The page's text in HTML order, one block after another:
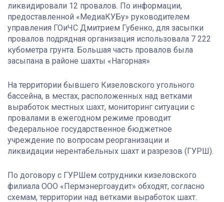
ликвидировали 12 провалов. По информации,
предоставленной «МедиаКУБу» руководителем
управления ГОиЧС Дмитрием Губенко, для засыпки
провалов подрядная организация использовала 7 222
кубометра грунта. Большая часть провалов была
засыпана в районе шахты «Нагорная»
На территории бывшего Кизеловского угольного
бассейна, в местах, расположенных над ветками
выработок местных шахт, мониторинг ситуации с
провалами в ежегодном режиме проводит
Федеральное государственное бюджетное
учреждение по вопросам реорганизации и
ликвидации нерентабельных шахт и разрезов (ГУРШ).
По договору с ГУРШем сотрудники кизеловского
филиала ООО «Пермэнергоаудит» обходят, согласно
схемам, территории над ветками выработок шахт.